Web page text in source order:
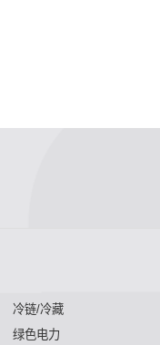
冷链/冷藏
绿色电力